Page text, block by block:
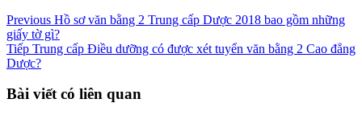
Previous Hồ sơ văn bằng 2 Trung cấp Dược 2018 bao gồm những
giấy tờ gì?
Tiếp Trung cấp Điều dưỡng có được xét tuyển văn bằng 2 Cao đẳng
Dược?
Bài viết có liên quan